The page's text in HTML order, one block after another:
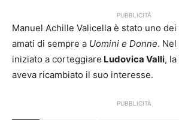
PUBBLICITÀ
Manuel Achille Valicella è stato uno
amati di sempre a Uomini e Donne. Nel
iniziato a corteggiare Ludovica Valli,
aveva ricambiato il suo interesse.
PUBBLICITÀ